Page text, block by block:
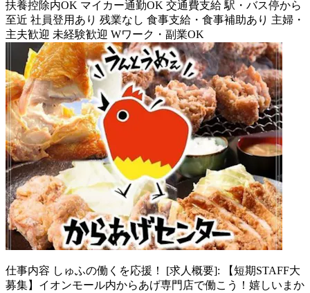
扶養控除内OK マイカー通勤OK 交通費支給 駅・バス停から
至近 社員登用あり 残業なし 食事支給・食事補助あり 主婦・
主夫歓迎 未経験歓迎 Wワーク・副業OK
仕事内容 しゅふの働くを応援！ [求人概要]: 【短期STAFF大
募集】イオンモール内からあげ専門店で働こう！嬉しいまか